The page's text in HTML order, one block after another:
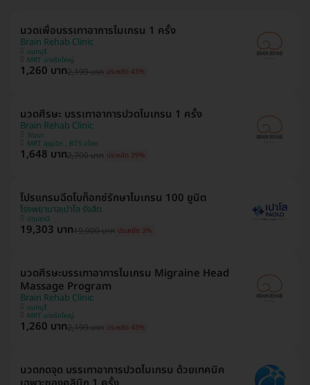
นวดเพื่อบรรเทาอาการไมเกรน 1 ครั้ง
Brain Rehab Clinic
นนทบุรี
MRT บางรักใหญ่
1,260 บาท2,199 บาท ประหยัด 43%
นวดศีรษะ บรรเทาอาการปวดไมเกรน 1 ครั้ง
Brain Rehab Clinic
วัฒนา
MRT สุขุมวิท , BTS อโศก
1,648 บาท2,700 บาท ประหยัด 39%
โปรแกรมฉีดโบท็อกซ์รักษาไมเกรน 100 ยูนิต
โรงพยาบาลเปาโล รังสิต
ปทุมธานี
19,303 บาท19,900 บาท ประหยัด 3%
นวดศีรษะบรรเทาอาการไมเกรน Migraine Head
Massage Program
Brain Rehab Clinic
นนทบุรี
MRT บางรักใหญ่
1,260 บาท2,199 บาท ประหยัด 43%
นวดกดจุด บรรเทาอาการปวดไมเกรน ด้วยเทคนิค